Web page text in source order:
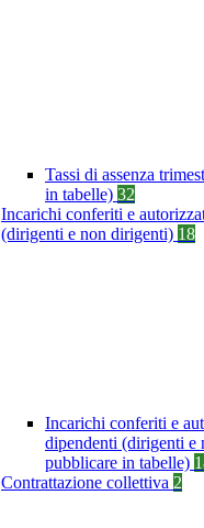
Tassi di assenza
in tabelle) 32
Incarichi conferiti e
(dirigenti e non dirigenti) 18
Incarichi conferiti e
dipendenti (dirigenti e
pubblicare in tabelle)
Contrattazione collettiva 2